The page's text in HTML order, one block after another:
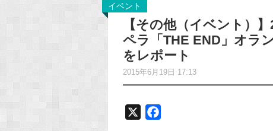
イベント
【その他（イベント）
ペラ「THE END」オラ
をレポート
2015年6月19日 17:13